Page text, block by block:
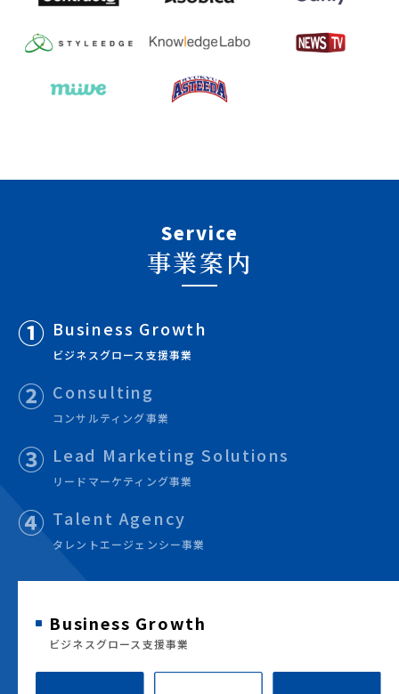
Service
事業案内
① Business Growth
ビジネスグロース支援事業
② Consulting
コンサルティング事業
③ Lead Marketing Solutions
リードマーケティング事業
④ Talent Agency
タレントエージェンシー事業
Business Growth
ビジネスグロース支援事業